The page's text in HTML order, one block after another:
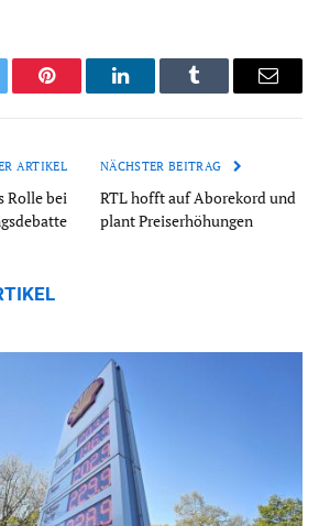
Pinterest LinkedInTumblr Email
ARTIKEL
Rolle bei
NÄCHSTER BEITRAG
RTL hofft auf Aborekord und
plant Preiserhöhungen